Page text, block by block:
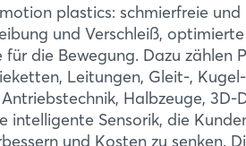
plastics: schmierfreie und
und Verschleiß, optimierte
die Bewegung. Dazu zählen
Leitungen, Gleit-,
Halbzeuge, 3D-
intelligente Sensorik, die
und Kosten zu senken.